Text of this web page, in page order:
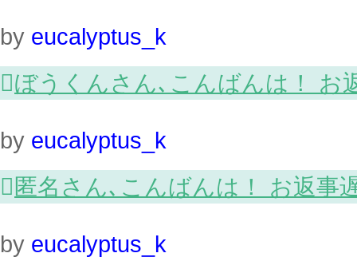
by eucalyptus_k
ぼうくんさん､こんばんは！
by eucalyptus_k
匿名さん､こんばんは！ お返
by eucalyptus_k